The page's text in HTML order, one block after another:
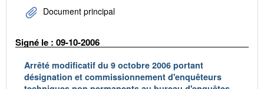
Document principal
Signé le : 09-10-2006
Arrêté modificatif du 9 octobre 2006 portant
désignation et commissionnement d'enquêteurs